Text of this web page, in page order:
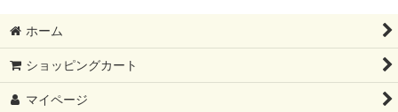
ホーム
ショッピングカート
マイページ